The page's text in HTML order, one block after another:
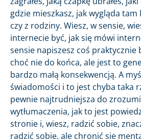
gdzie mieszkasz, jak wygląda
czy z rodziny. Wiesz, w sensie,
internecie być, jak się mówi
sensie napiszesz coś praktycznie
choć nie do końca, ale jest to
bardzo małą konsekwencją. A
świadomości i to jest chyba taka
pewnie najtrudniejsza do
wytłumaczenia, jak to jest
stronie i, wiesz, radzić sobie,
radzić sobie, ale chronić się